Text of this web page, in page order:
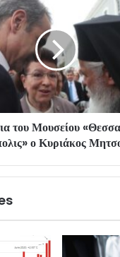
του Μουσείου
ο Κυριάκος